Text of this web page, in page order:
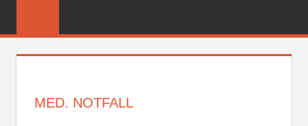
FEUERWEHR
MED. NOTFALL